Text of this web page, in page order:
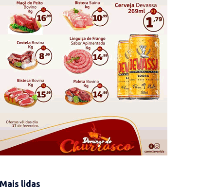
Mais lidas